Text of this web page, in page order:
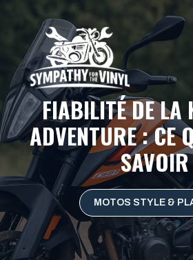
contenu
FIABILITÉ DE
ADVENTURE : CE
SAVOIR
MOTOS STYLE &